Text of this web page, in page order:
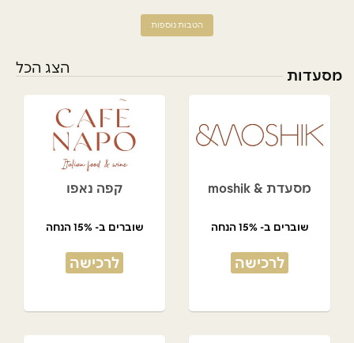
הטבות נוספות
מסעדות הצג הכל
מסעדת & moshik
שוברים ב- 15% הנחה
לרכישה
קפה נאפו
שוברים ב- 15% הנחה
לרכישה